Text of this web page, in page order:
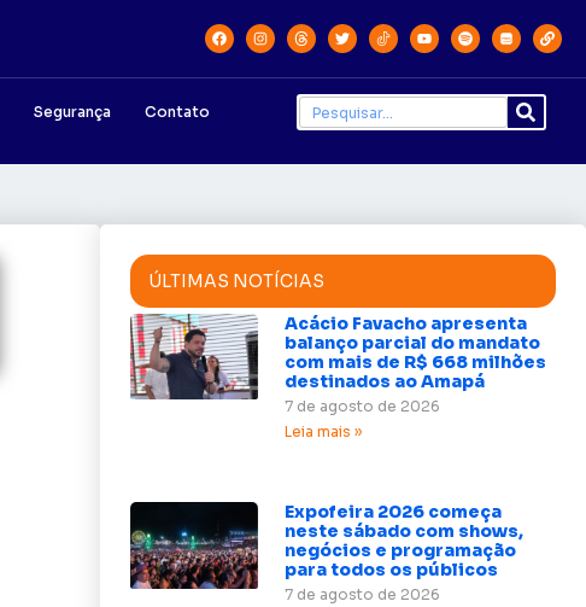
Segurança Contato
ÚLTIMAS NOTÍCIAS
Acácio Favacho apresenta
balanço parcial do mandato
com mais de R$ 668 milhões
destinados ao Amapá
7 de agosto de 2026
Leia mais »
Expofeira 2026 começa
neste sábado com shows,
negócios e programação
para todos os públicos
7 de agosto de 2026